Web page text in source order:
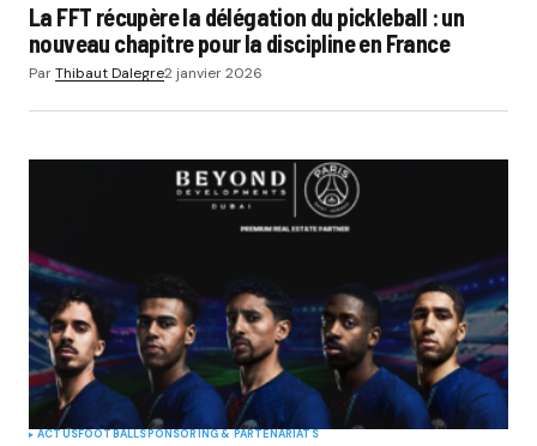
La FFT récupère la délégation du pickleball : un
nouveau chapitre pour la discipline en France
ParThibaut Dalegre2 janvier 2026
ACTUSFOOTBALLSPONSORING & PARTENARIATS